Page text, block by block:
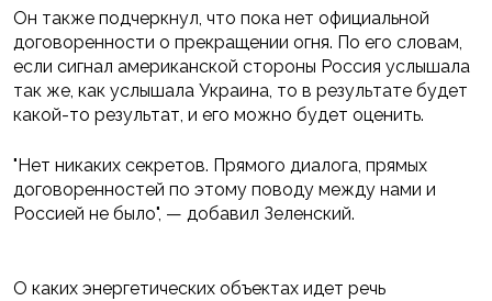
Он также подчеркнул, что пока нет официальной
договоренности о прекращении огня. По его словам,
если сигнал американской стороны Россия услышала
так же, как услышала Украина, то в результате будет
какой-то результат, и его можно будет оценить.
"Нет никаких секретов. Прямого диалога, прямых
договоренностей по этому поводу между нами и
Россией не было", — добавил Зеленский.
О каких энергетических объектах идет речь